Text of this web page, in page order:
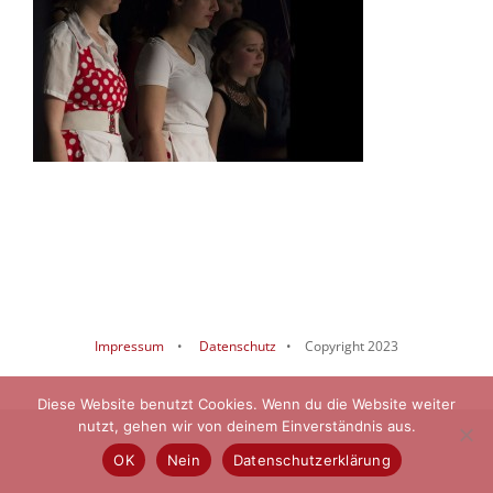
Impressum • Datenschutz • Copyright 2023
Diese Website benutzt Cookies. Wenn du die Website weiter
nutzt, gehen wir von deinem Einverständnis aus.
OK
Nein Datenschutzerklärung